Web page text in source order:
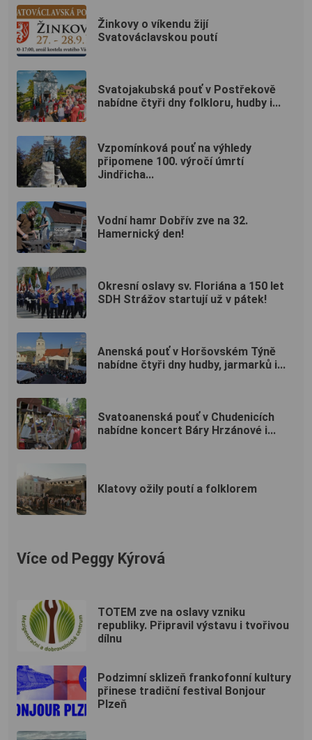
Žinkovy o víkendu žijí
Svatováclavskou poutí
Svatojakubská pouť v Postřekově
nabídne čtyři dny folkloru, hudby i...
Vzpomínková pouť na výhledy
připomene 100. výročí úmrtí
Jindřicha...
Vodní hamr Dobřív zve na 32.
Hamernický den!
Okresní oslavy sv. Floriána a 150 let
SDH Strážov startují už v pátek!
Anenská pouť v Horšovském Týně
nabídne čtyři dny hudby, jarmarků i...
Svatoanenská pouť v Chudenicích
nabídne koncert Báry Hrzánové i...
Klatovy ožily poutí a folklorem
Více od Peggy Kýrová
TOTEM zve na oslavy vzniku
republiky. Připravil výstavu i tvořivou
dílnu
Podzimní sklizeň frankofonní kultury
přinese tradiční festival Bonjour
Plzeň